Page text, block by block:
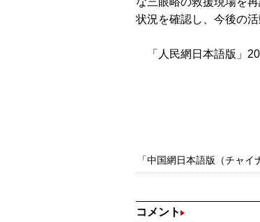
状況を確認し、今後の
「人民網日本語版」
「中国網日本語版（チャ
コメント